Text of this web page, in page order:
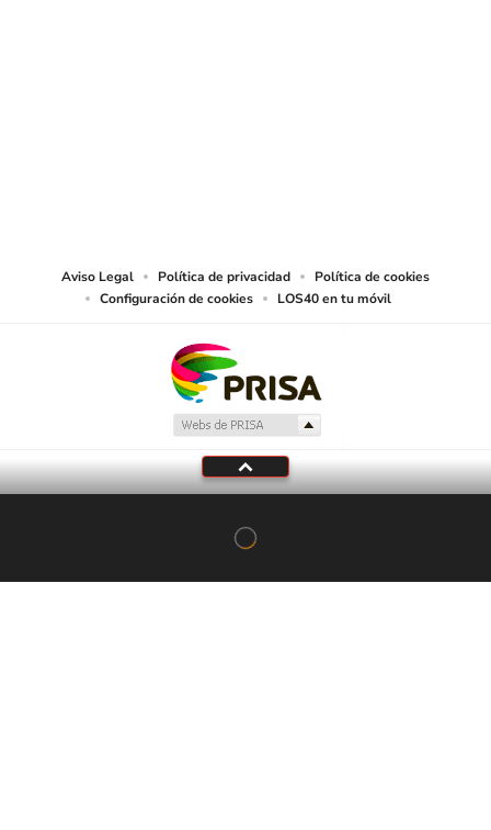
Aviso Legal Política de privacidad
Política de cookies
Configuración de cookies
LOS40 en tu móvil